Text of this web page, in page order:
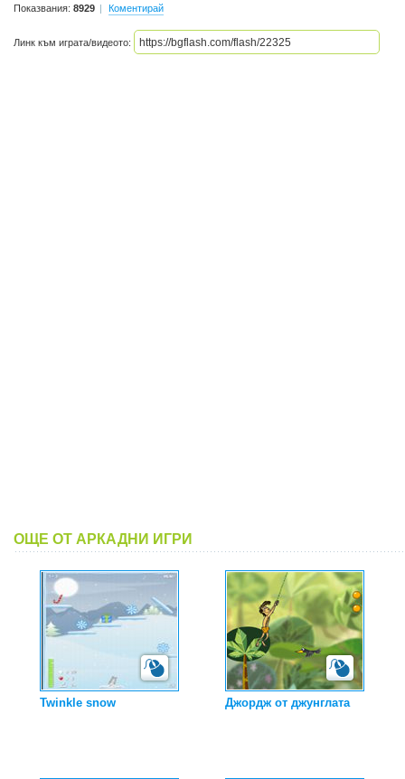
Показвания: 8929 Коментирай
Линк към играта/видеото:
ОЩЕ ОТ АРКАДНИ ИГРИ
Twinkle snow Джордж от джунглата